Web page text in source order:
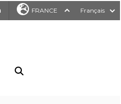
LinkedIn FRANCE Français